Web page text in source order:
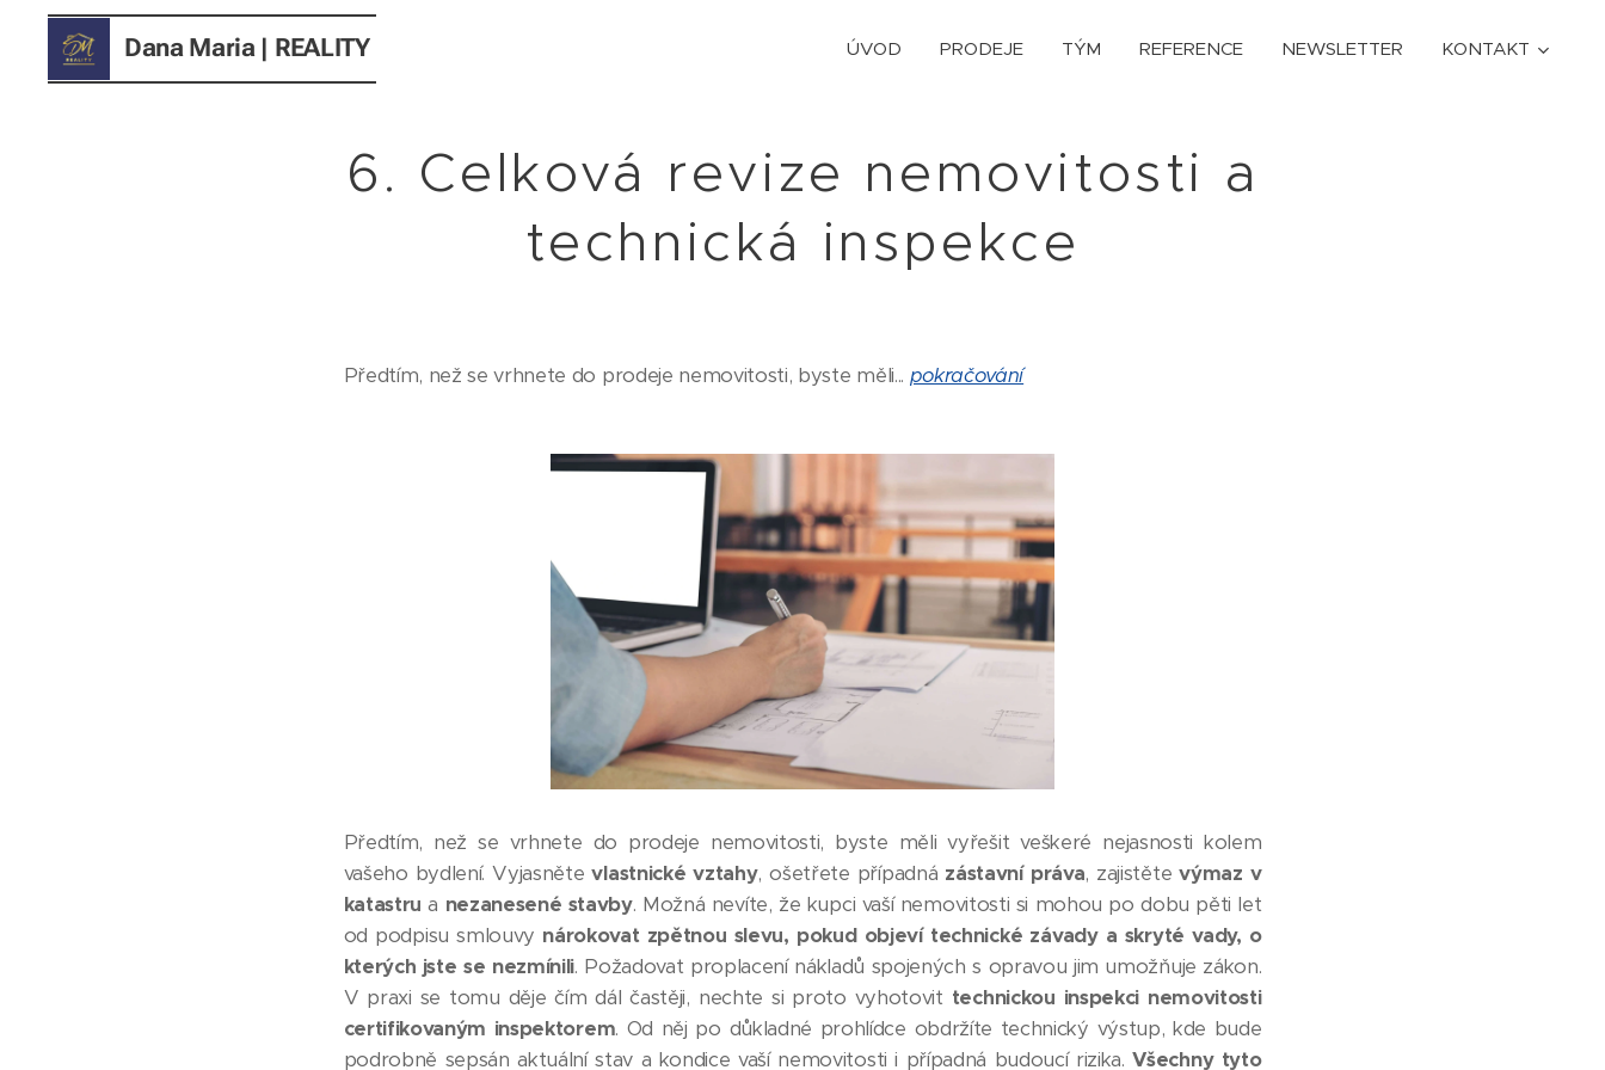
Dana Maria | REALITY ÚVOD PRODEJE TÝM REFERENCE NEWSLETTER KONTAKT
6. Celková revize nemovitosti a
technická inspekce
Předtím, než se vrhnete do prodeje nemovitosti, byste měli... pokračování
Předtím, než se vrhnete do prodeje nemovitosti, byste měli vyřešit veškeré nejasnosti kolem
vašeho bydlení. Vyjasnětevlastnické vztahy, ošetřete případná zástavní práva, zajistětevýmaz v
katastru a nezanesené stavby. Možná nevíte, že kupci vaší nemovitosti si mohou po dobu pěti let
od podpisu smlouvy nárokovat zpětnou slevu, pokud objeví technické závady a skryté vady, o
kterých jste se nezmínili. Požadovat proplacení nákladů spojených s opravou jim umožňuje zákon.
V praxi se tomu děje čím dál častěji, nechte si proto vyhotovit technickou inspekci nemovitosti
certifikovaným inspektorem. Od něj po důkladné prohlídce obdržíte technický výstup, kde bude
podrobně sepsán aktuální stav a kondice vaší nemovitosti i případná budoucí rizika.Všechny tyto